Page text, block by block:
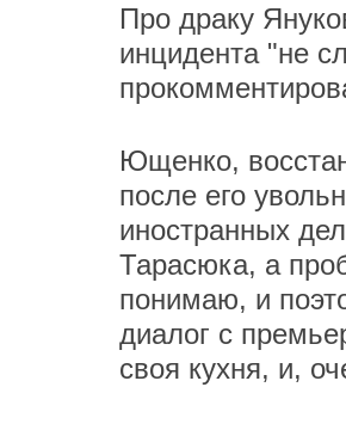
Про драку
инцидента "не
Ющенко,
после его
иностранных
Тарасюка, а
понимаю, и
диалог с
своя кухня, и,